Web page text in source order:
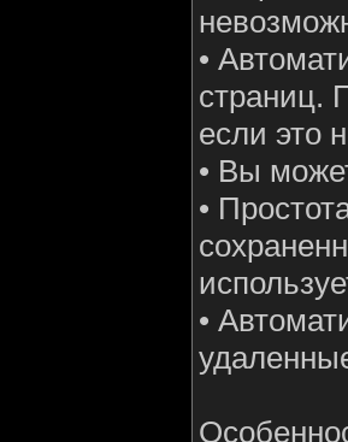
•
страниц.
если это
• Вы
•
•